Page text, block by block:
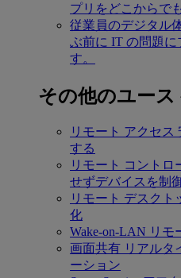
プリをどこからで
従業員のデジタル
ぶ前に IT の問題に
す。
その他のユース
リモート アクセス
する
リモート コントロ
せずデバイスを制
リモート デスクト
化
Wake-on-LAN リモ
画面共有 リアルタ
ーション